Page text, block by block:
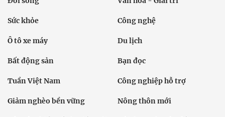
Sức khỏe Công nghệ
Ô tô xe máy Du lịch
Bất động sản Bạn đọc
Tuần Việt Nam Công nghiệp hỗ trợ
Giảm nghèo bền vững Nông thôn mới